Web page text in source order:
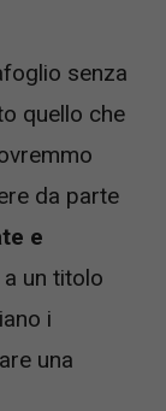
senza
quello che
da parte
e
un titolo
i
una